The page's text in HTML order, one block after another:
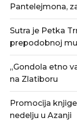
Pantelejmona,
Sutra je Petka
prepodobnoj
„Gondola etno
na Zlatiboru
Promocija
nedelju u Azanji